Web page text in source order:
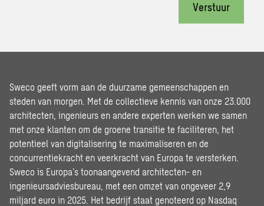
Verstuur
Sweco geeft vorm aan de duurzame gemeenschappen en
steden van morgen. Met de collectieve kennis van onze 23.000
architecten, ingenieurs en andere experten werken we samen
met onze klanten om de groene transitie te faciliteren, het
potentieel van digitalisering te maximaliseren en de
concurrentiekracht en veerkracht van Europa te versterken.
Sweco is Europa’s toonaangevend architecten- en
ingenieursadviesbureau, met een omzet van ongeveer 2,9
miljard euro in 2025. Het bedrijf staat genoteerd op Nasdaq